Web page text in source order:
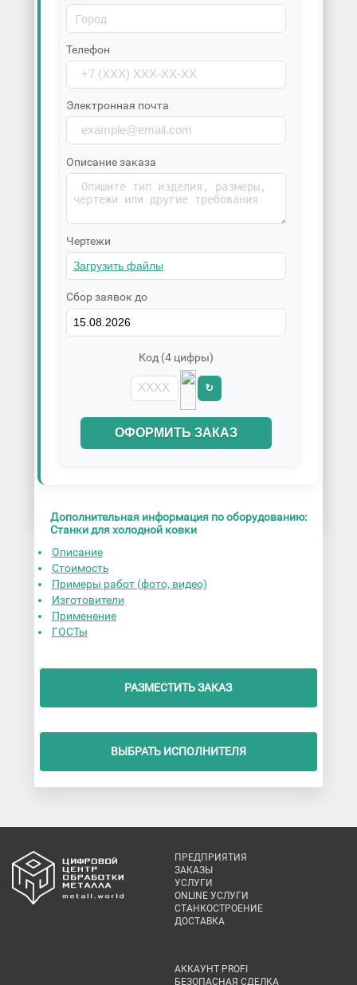
Телефон
Электронная почта
Описание заказа
Чертежи
Сбор заявок до
Код (4 цифры)
↻
ОФОРМИТЬ ЗАКАЗ
Дополнительная информация по оборудованию:
Станки для холодной ковки
Описание
Стоимость
Примеры работ (фото, видео)
Изготовители
Применение
ГОСТы
РАЗМЕСТИТЬ ЗАКАЗ
ВЫБРАТЬ ИСПОЛНИТЕЛЯ
ПРЕДПРИЯТИЯ
ЗАКАЗЫ
УСЛУГИ
ONLINE УСЛУГИ
СТАНКОСТРОЕНИЕ
ДОСТАВКА
АККАУНТ PROFI
БЕЗОПАСНАЯ СДЕЛКА